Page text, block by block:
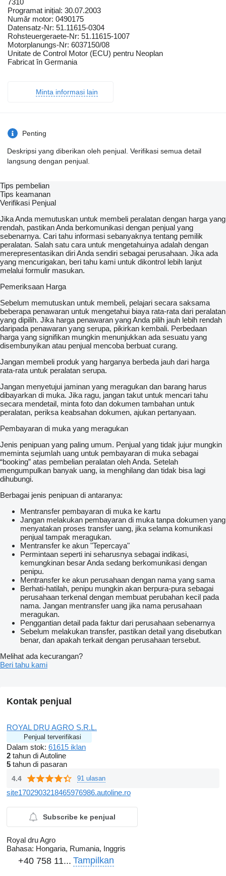
7310
Programat inițial: 30.07.2003
Număr motor: 0490175
Datensatz-Nr: 51.11615-0304
Rohsteuergeraete-Nr: 51.11615-1007
Motorplanungs-Nr: 6037150/08
Unitate de Control Motor (ECU) pentru Neoplan
Fabricat în Germania
Minta informasi lain
Penting
Deskripsi yang diberikan oleh penjual. Verifikasi semua detail
langsung dengan penjual.
Tips pembelian
Tips keamanan
Verifikasi Penjual
Jika Anda memutuskan untuk membeli peralatan dengan harga yang
rendah, pastikan Anda berkomunikasi dengan penjual yang
sebenarnya. Cari tahu informasi sebanyaknya tentang pemilik
peralatan. Salah satu cara untuk mengetahuinya adalah dengan
merepresentasikan diri Anda sendiri sebagai perusahaan. Jika ada
yang mencurigakan, beri tahu kami untuk dikontrol lebih lanjut
melalui formulir masukan.
Pemeriksaan Harga
Sebelum memutuskan untuk membeli, pelajari secara saksama
beberapa penawaran untuk mengetahui biaya rata-rata dari peralatan
yang dipilih. Jika harga penawaran yang Anda pilih jauh lebih rendah
daripada penawaran yang serupa, pikirkan kembali. Perbedaan
harga yang signifikan mungkin menunjukkan ada sesuatu yang
disembunyikan atau penjual mencoba berbuat curang.
Jangan membeli produk yang harganya berbeda jauh dari harga
rata-rata untuk peralatan serupa.
Jangan menyetujui jaminan yang meragukan dan barang harus
dibayarkan di muka. Jika ragu, jangan takut untuk mencari tahu
secara mendetail, minta foto dan dokumen tambahan untuk
peralatan, periksa keabsahan dokumen, ajukan pertanyaan.
Pembayaran di muka yang meragukan
Jenis penipuan yang paling umum. Penjual yang tidak jujur mungkin
meminta sejumlah uang untuk pembayaran di muka sebagai
“booking” atas pembelian peralatan oleh Anda. Setelah
mengumpulkan banyak uang, ia menghilang dan tidak bisa lagi
dihubungi.
Berbagai jenis penipuan di antaranya:
Mentransfer pembayaran di muka ke kartu
Jangan melakukan pembayaran di muka tanpa dokumen yang
menyatakan proses transfer uang, jika selama komunikasi
penjual tampak meragukan.
Mentransfer ke akun "Tepercaya"
Permintaan seperti ini seharusnya sebagai indikasi,
kemungkinan besar Anda sedang berkomunikasi dengan
penipu.
Mentransfer ke akun perusahaan dengan nama yang sama
Berhati-hatilah, penipu mungkin akan berpura-pura sebagai
perusahaan terkenal dengan membuat perubahan kecil pada
nama. Jangan mentransfer uang jika nama perusahaan
meragukan.
Penggantian detail pada faktur dari perusahaan sebenarnya
Sebelum melakukan transfer, pastikan detail yang disebutkan
benar, dan apakah terkait dengan perusahaan tersebut.
Melihat ada kecurangan?
Beri tahu kami
Kontak penjual
ROYAL DRU AGRO S.R.L.
Penjual terverifikasi
Dalam stok: 61615 iklan
2 tahun di Autoline
5 tahun di pasaran
4.4 91 ulasan
site1702903218465976986.autoline.ro
Subscribe ke penjual
Royal dru Agro
Bahasa: Hongaria, Rumania, Inggris
+40 758 11... Tampilkan